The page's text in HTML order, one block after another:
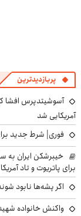
پربازدیدترین
آمریکایی شد
فوری| شرط جدید
خیبرشکن ایران به
برای پاتریوت و تاد آمریکا
اگر پشه‌ها نابود
واکنش خانواده